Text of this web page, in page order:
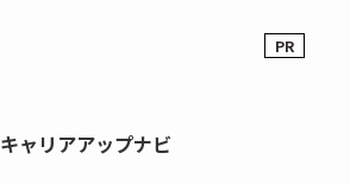
キャリアアップナビ